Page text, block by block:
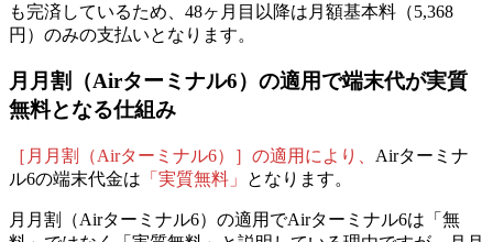
も完済しているため、 48ヶ月目以降は月額基本料（5,368
円）のみの支払いとなります。
月月割（Airターミナル6）の適用で端末代が実質
無料となる仕組み
［月月割（Airターミナル6）］の適用により、 Airターミナ
ル6の端末代金は 「実質無料」 となります。
月月割（Airターミナル6）の適用でAirターミナル6は「無